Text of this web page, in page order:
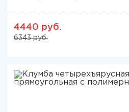
4440 руб.
6343 руб.